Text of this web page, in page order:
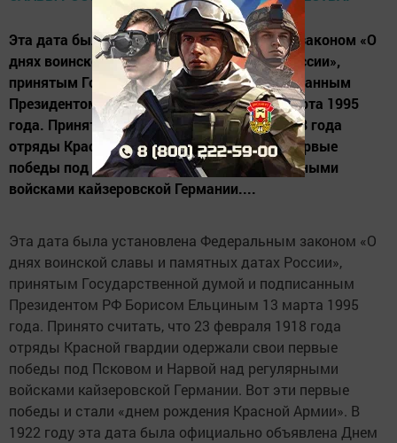
Эта дата была установлена Федеральным законом «О
днях воинской славы и памятных датах России»,
принятым Государственной думой и подписанным
Президентом РФ Борисом Ельциным 13 марта 1995
года. Принято считать, что 23 февраля 1918 года
отряды Красной гвардии одержали свои первые
победы под Псковом и Нарвой над регулярными
войсками кайзеровской Германии....
Эта дата была установлена Федеральным законом «О
днях воинской славы и памятных датах России»,
принятым Государственной думой и подписанным
Президентом РФ Борисом Ельциным 13 марта 1995
года. Принято считать, что 23 февраля 1918 года
отряды Красной гвардии одержали свои первые
победы под Псковом и Нарвой над регулярными
войсками кайзеровской Германии. Вот эти первые
победы и стали «днем рождения Красной Армии». В
1922 году эта дата была официально объявлена Днем